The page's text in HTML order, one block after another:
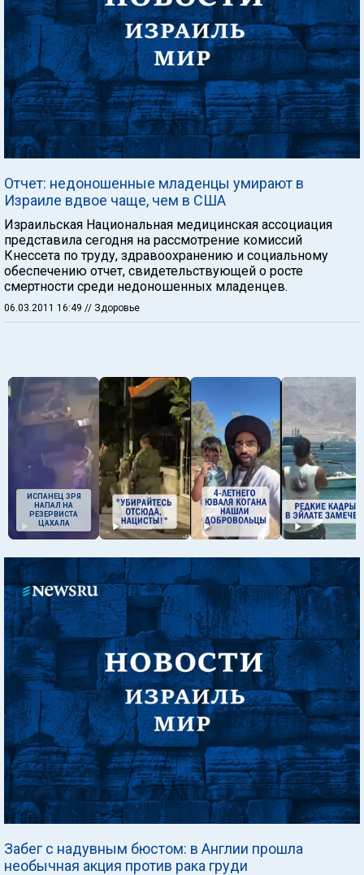
Отчет: недоношенные младенцы умирают в
Израиле вдвое чаще, чем в США
Израильская Национальная медицинская ассоциация
представила сегодня на рассмотрение комиссий
Кнессета по труду, здравоохранению и социальному
обеспечению отчет, свидетельствующей о росте
смертности среди недоношенных младенцев.
06.03.2011 16:49 // Здоровье
ИСПАНЕЦ ЗРЯ
НАПАЛ НА
РЕЗЕРВИСТА
ЦАХАЛА
Забег с надувным бюстом: в Англии прошла
необычная акция против рака груди